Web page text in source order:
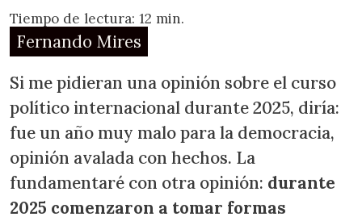
Tiempo de lectura: 12 min.
Fernando Mires
Si me pidieran una opinión sobre el curso
político internacional durante 2025, diría:
fue un año muy malo para la democracia,
opinión avalada con hechos. La
fundamentaré con otra opinión: durante
2025 comenzaron a tomar formas